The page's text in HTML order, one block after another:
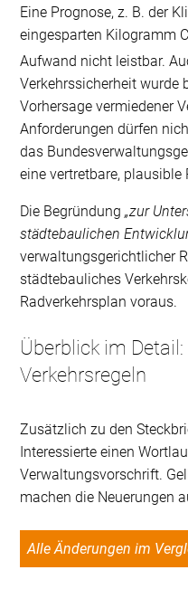
Eine Prognose, z. B. der
eingesparten Kilogramm
Aufwand nicht leistbar.
Verkehrssicherheit wurde
Vorhersage vermiedener
Anforderungen dürfen
das
eine vertretbare, plausible
Die Begründung„zur
städtebaulichen
verwaltungsgerichtlicher
städtebauliches
Radverkehrsplan voraus.
Überblick im
Verkehrsregeln
Zusätzlich zu den
Interessierte einen
Verwaltungsvorschrift.
machen die Neuerungen
Alle Änderungen im